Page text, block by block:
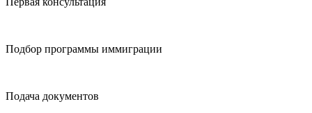
Подбор программы иммиграции
Подача документов